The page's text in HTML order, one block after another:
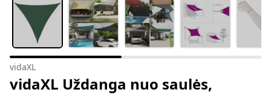
vidaXL
vidaXL Uždanga nuo saulės,